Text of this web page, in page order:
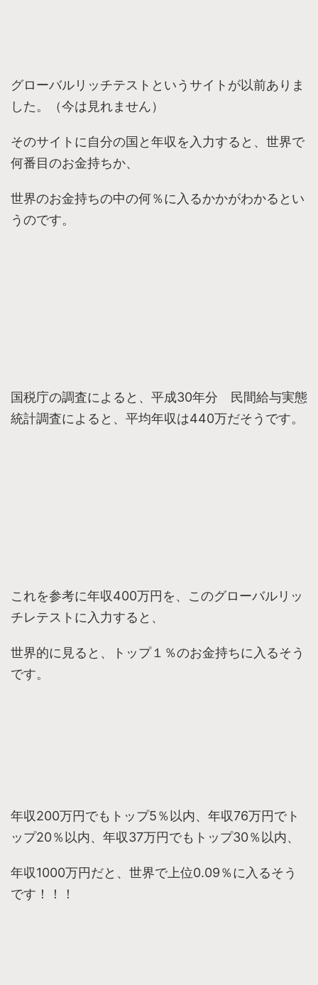
グローバルリッチテストというサイトが以前ありま
した。（今は見れません）
そのサイトに自分の国と年収を入力すると、世界で
何番目のお金持ちか、
世界のお金持ちの中の何％に入るかかがわかるとい
うのです。
国税庁の調査によると、平成30年分 民間給与実態
統計調査によると、平均年収は440万だそうです。
これを参考に年収400万円を、このグローバルリッ
チレテストに入力すると、
世界的に見ると、トップ１％のお金持ちに入るそう
です。
年収200万円でもトップ5％以内、年収76万円でト
ップ20％以内、年収37万円でもトップ30％以内、
年収1000万円だと、世界で上位0.09％に入るそう
です！！！